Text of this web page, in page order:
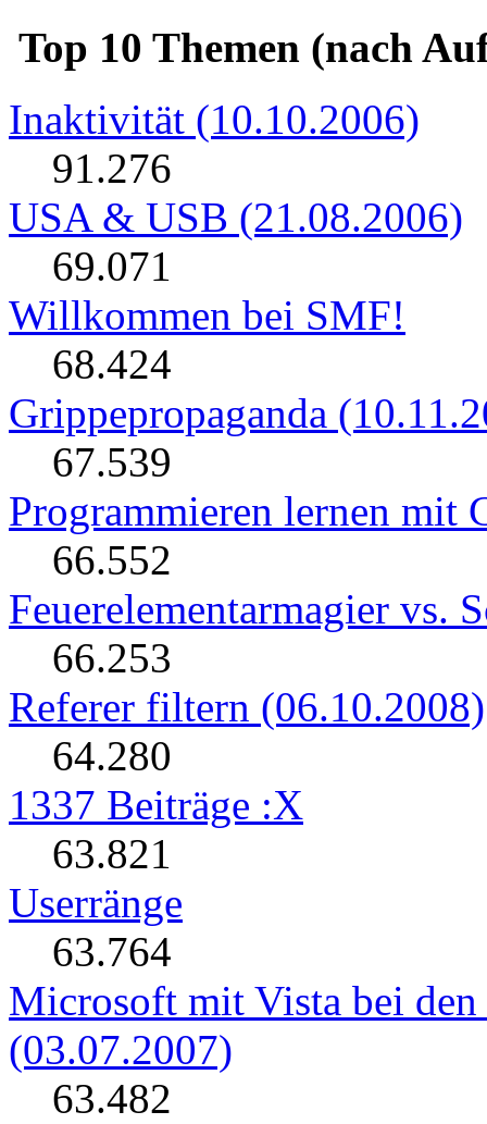
Top 10 Themen (nach
Inaktivität (10.10.2006)
91.276
USA & USB (21.08.2006)
69.071
Willkommen bei SMF!
68.424
Grippepropaganda
67.539
Programmieren lernen mit
66.552
Feuerelementarmagier vs.
66.253
Referer filtern (06.10.2008)
64.280
1337 Beiträge :X
63.821
Userränge
63.764
Microsoft mit Vista bei
(03.07.2007)
63.482